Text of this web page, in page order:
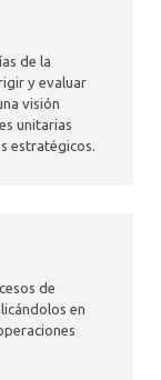
de la
y evaluar
visión
unitarias
estratégicos.
de
en